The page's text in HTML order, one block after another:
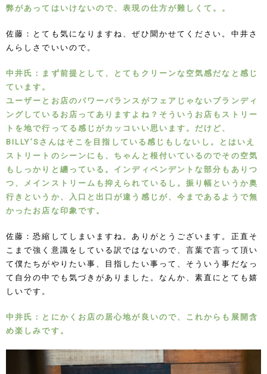
弊があってはいけないので、表現の仕方が難しくて。。
佐藤：とても気になりますね、ぜひ聞かせてください。中井さ
んらしさでいいので。
中井氏：まず前提として、とてもクリーンな空気感だなと感じ
ています。
ユーザーとお店のパワーバランスがフェアじゃないブランディ
ングしているお店ってありますよね？そういうお店もストリー
トを地で行ってる感じがカッコいい思います。だけど、
BILLY’Sさんはそこを目指している感じもしないし。とはいえ
ストリートのシーンにも、ちゃんと根付いているのでその空気
もしっかりと纏っている。インディペンデントな部分もありつ
つ、メインストリームも抑えられているし。振り幅というか奥
行きというか、入口と出口が違う感じが、今まであるようで無
かったお店な印象です。
佐藤：恐縮してしまいますね。ありがとうございます。正直そ
こまで強く意識をしている訳ではないので、言葉で言って頂い
て僕たちがやりたい事、目指したい事って、そういう事だなっ
て自分の中でも気づきがありました。なんか、素直にとても嬉
しいです。
中井氏：とにかくお店の居心地が良いので、これからも展開含
め楽しみです。